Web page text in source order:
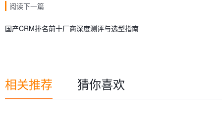
阅读下一篇
国产CRM排名前十厂商深度测评与选型指南
相关推荐 猜你喜欢